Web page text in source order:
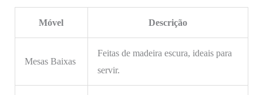
Móvel Descrição
Mesas Baixas
Feitas de madeira escura, ideais para
servir.